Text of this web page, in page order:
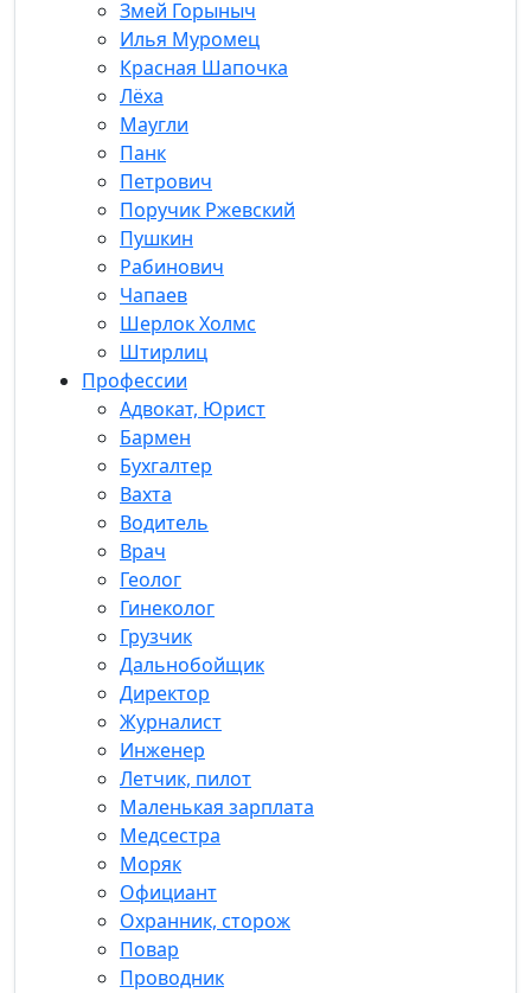
Змей Горыныч
Илья Муромец
Красная Шапочка
Лёха
Маугли
Панк
Петрович
Поручик Ржевский
Пушкин
Рабинович
Чапаев
Шерлок Холмс
Штирлиц
Профессии
Адвокат, Юрист
Бармен
Бухгалтер
Вахта
Водитель
Врач
Геолог
Гинеколог
Грузчик
Дальнобойщик
Директор
Журналист
Инженер
Летчик, пилот
Маленькая зарплата
Медсестра
Моряк
Официант
Охранник, сторож
Повар
Проводник